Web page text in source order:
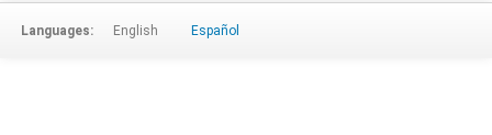
Languages: English Español